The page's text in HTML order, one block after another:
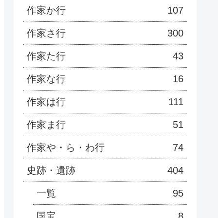
作家か行 107
作家さ行 300
作家た行 43
作家な行 16
作家は行 111
作家ま行 51
作家や・ら・わ行 74
史跡・遺跡 404
一覧 95